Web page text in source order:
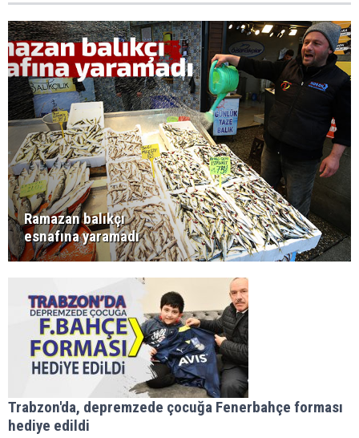
Ramazan balıkçı
esnafına yaramadı
Trabzon'da, depremzede çocuğa Fenerbahçe forması
hediye edildi